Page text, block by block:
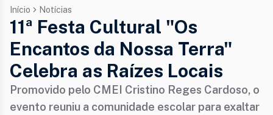
Início Notícias
11ª Festa Cultural "Os
Encantos da Nossa Terra"
Celebra as Raízes Locais
Promovido pelo CMEI Cristino Reges Cardoso, o
evento reuniu a comunidade escolar para exaltar